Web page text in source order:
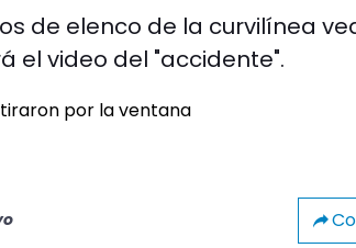
de elenco de la curvilínea
el video del "accidente".